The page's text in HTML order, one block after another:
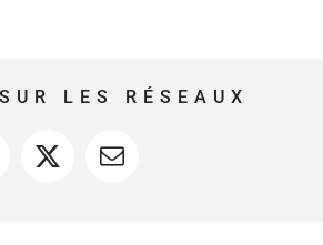
LES RÉSEAUX
X Courriel